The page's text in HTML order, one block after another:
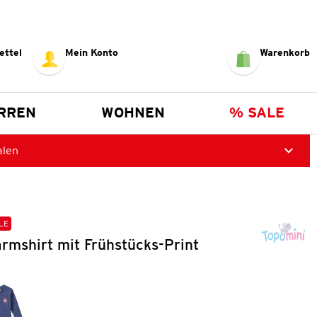
Mein Konto Warenkorb
WOHNEN % SALE
mit Frühstücks-Print